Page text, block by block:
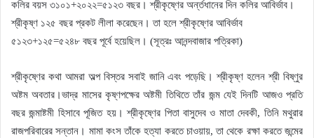
কলির বয়স ৩১০১+২০২২=৫১২৩ বছর। শ্রীকৃষ্ণের অর্ন্তধানের দিন কলির আবির্ভাব।
শ্রীকৃষ্ণ ১২৫ বছর প্রকট লীলা করেছেন। তা হলে শ্রীকৃষ্ণের আবির্ভাব
৫১২৩+১২৫=৫২৪৮ বছর পূর্বে হয়েছিল। (সূত্রঃ আনন্দবাজার পত্রিকা)
শ্রীকৃষ্ণের কথা আমরা অল্প বিস্তর সবাই জানি এবং পড়েছি। শ্রীকৃষ্ণ হলেন শ্রী বিষ্ণুর
অষ্টম অবতার।ভাদ্র মাসের কৃষ্ণপক্ষের অষ্টমী তিথিতে তাঁর জন্ম যেই দিনটি আজও প্রতি
বছর জন্মাষ্টমী হিসাবে পূজিত হয়। শ্রীকৃষ্ণের পিতা বাসুদেব ও মাতা দেবকী, তিনি মথুরার
রাজপরিবারের সন্তান। মামা কংস তাঁকে হত্যা করতে চাওয়ায়, তা থেকে রক্ষা করতে জন্মের